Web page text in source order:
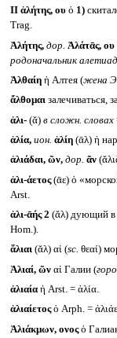
II ἀλήτης, ουὁ 1)
Trag.
Ἀλήτης, дор. Ἀλάτᾱς, ου
родоначальник
Ἀλθαίη ἡ Алтея (жена
ἄλθομαι залечиваться,
ἁλι-(ᾰ) в сложн. словах
ἁλία, ион. ἁλίη(ᾱλ) ἡ
ἁλιάδαι, ῶν, дор. ᾶν
ἁλι-άετος(ᾱε) ὁ
Arst.
ἁλι-ᾱής 2 (ᾰλ) дующий в
Hom.).
ἅλιαι(ᾰλ) αἱ (sc. θεαί)
Ἁλιαί, ῶναἱ Галии (
ἁλιαία ἡ Arst. = ἁλία.
ἁλιαίετοςὁ Arph. =
Ἁλιάκμων, ονοςὁ